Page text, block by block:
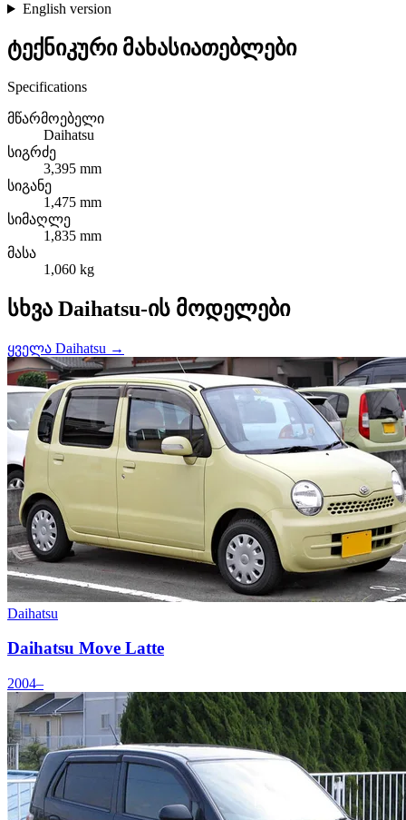
English version
ტექნიკური მახასიათებლები
Specifications
მწარმოებელი
Daihatsu
სიგრძე
3,395 mm
სიგანე
1,475 mm
სიმაღლე
1,835 mm
მასა
1,060 kg
სხვა Daihatsu-ის მოდელები
ყველა Daihatsu →
Daihatsu
Daihatsu Move Latte
2004–